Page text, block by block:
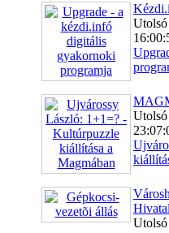
Utolsó
Utolsó
Utolsó